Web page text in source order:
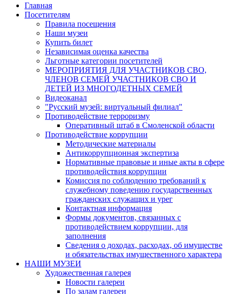
Главная
Посетителям
Правила посещения
Наши музеи
Купить билет
Независимая оценка качества
Льготные категории посетителей
МЕРОПРИЯТИЯ ДЛЯ УЧАСТНИКОВ СВО,
ЧЛЕНОВ СЕМЕЙ УЧАСТНИКОВ СВО И
ДЕТЕЙ ИЗ МНОГОДЕТНЫХ СЕМЕЙ
Видеоканал
"Русский музей: виртуальный филиал"
Противодействие терроризму
Оперативный штаб в Смоленской области
Противодействие коррупции
Методические материалы
Антикоррупционная экспертиза
Нормативные правовые и иные акты в сфере
противодействия коррупции
Комиссия по соблюдению требований к
служебному поведению государственных
гражданских служащих и урег
Контактная информация
Формы документов, связанных с
противодействием коррупции, для
заполнения
Сведения о доходах, расходах, об имуществе
и обязательствах имущественного характера
НАШИ МУЗЕИ
Художественная галерея
Новости галереи
По залам галереи